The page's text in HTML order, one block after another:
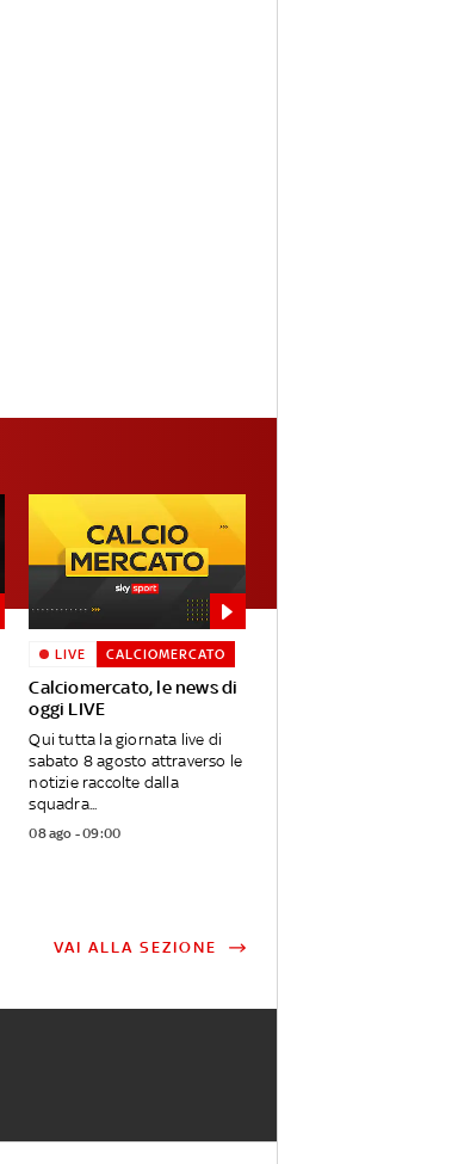
Calciomercato, le news di
oggi LIVE
LIVE CALCIOMERCATO
Qui tutta la giornata live di
sabato 8 agosto attraverso le
notizie raccolte dalla
squadra...
08 ago - 09:00
VAI ALLA SEZIONE